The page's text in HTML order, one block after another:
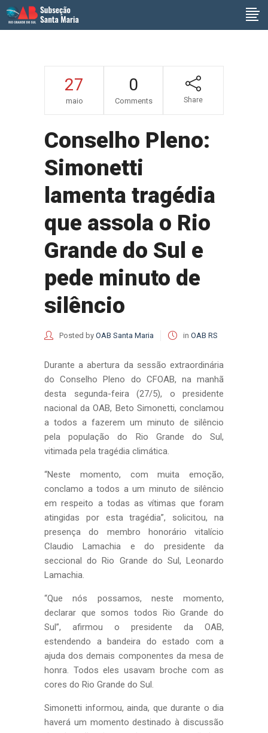
27
maio
0
Comments Share
Conselho Pleno:
Simonetti
lamenta tragédia
que assola o Rio
Grande do Sul e
pede minuto de
silêncio
Posted by OAB Santa Maria in OAB RS
Durante a abertura da sessão extraordinária
do Conselho Pleno do CFOAB, na manhã
desta segunda-feira (27/5), o presidente
nacional da OAB, Beto Simonetti, conclamou
a todos a fazerem um minuto de silêncio
pela população do Rio Grande do Sul,
vitimada pela tragédia climática.
“Neste momento, com muita emoção,
conclamo a todos a um minuto de silêncio
em respeito a todas as vítimas que foram
atingidas por esta tragédia”, solicitou, na
presença do membro honorário vitalício
Claudio Lamachia e do presidente da
seccional do Rio Grande do Sul, Leonardo
Lamachia.
“Que nós possamos, neste momento,
declarar que somos todos Rio Grande do
Sul”, afirmou o presidente da OAB,
estendendo a bandeira do estado com a
ajuda dos demais componentes da mesa de
honra. Todos eles usavam broche com as
cores do Rio Grande do Sul.
Simonetti informou, ainda, que durante o dia
haverá um momento destinado à discussão